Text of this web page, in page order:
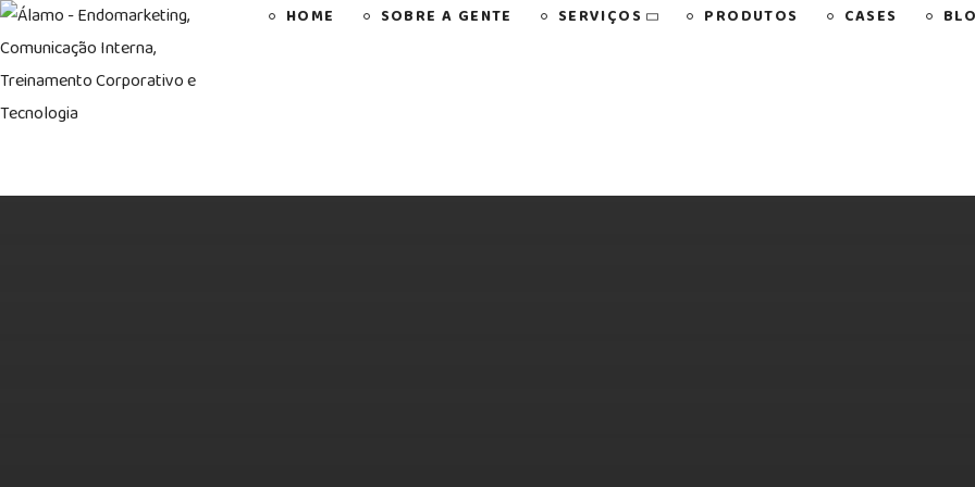
HOME SOBRE A GENTE SERVIÇOS PRODUTOS CASES